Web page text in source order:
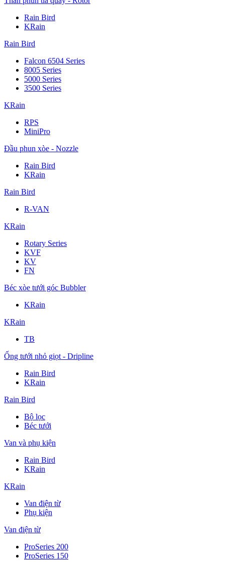
Rain Bird
KRain
Rain Bird
Falcon 6504 Series
8005 Series
5000 Series
3500 Series
KRain
RPS
MiniPro
Đầu phun xòe - Nozzle
Rain Bird
KRain
Rain Bird
R-VAN
KRain
Rotary Series
KVF
KV
FN
Béc xòe tưới góc Bubbler
KRain
KRain
TB
Ống tưới nhỏ giọt - Dripline
Rain Bird
KRain
Rain Bird
Bộ lọc
Béc tưới
Van và phụ kiện
Rain Bird
KRain
KRain
Van điện từ
Phụ kiện
Van điện từ
ProSeries 200
ProSeries 150